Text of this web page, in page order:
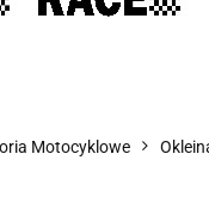
Motocyklowe